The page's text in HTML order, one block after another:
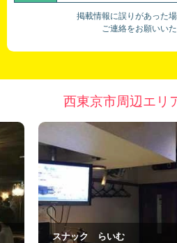
掲載情報に誤りがあった
ご連絡をお願いいた
西東京市周辺エリ
キャンドル